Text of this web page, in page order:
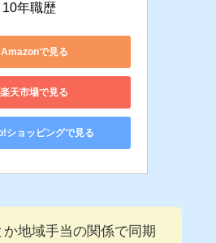
年職歴
Amazonで見る
楽天市場で見る
ショッピングで見る
地域手当の関係で同期